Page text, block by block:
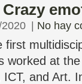
No hay
first
worked at
ICT, and Art.